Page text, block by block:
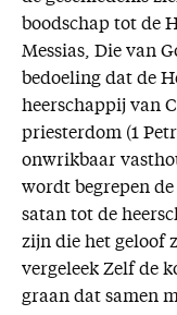
boodschap tot de
Messias, Die van
bedoeling dat de
heerschappij van
priesterdom (1
onwrikbaar
wordt begrepen
satan tot de
zijn die het geloof
vergeleek Zelf de
graan dat samen